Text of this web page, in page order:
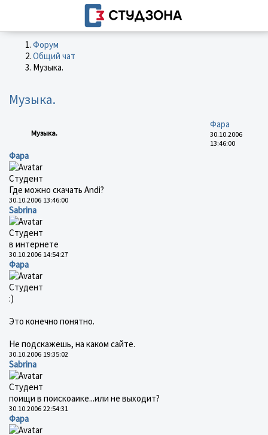
Форум
Общий чат
Музыка.
Музыка.
Музыка.
Фара
30.10.2006
13:46:00
Фара
Студент
Где можно скачать Аndi?
30.10.2006 13:46:00
Sabrina
Студент
в интернете
30.10.2006 14:54:27
Фара
Студент
:)
Это конечно понятно.
Не подскажешь, на каком сайте.
30.10.2006 19:35:02
Sabrina
Студент
поищи в поискоаике...или не выходит?
30.10.2006 22:54:31
Фара